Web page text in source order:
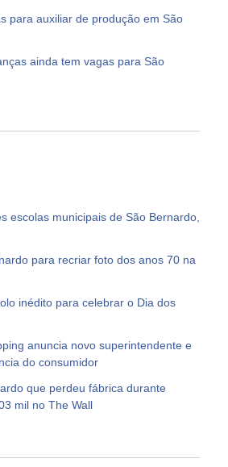
para auxiliar de produção em São
ainda tem vagas para São
escolas municipais de São Bernardo,
para recriar foto dos anos 70 na
inédito para celebrar o Dia dos
anuncia novo superintendente e
do consumidor
que perdeu fábrica durante
mil no The Wall